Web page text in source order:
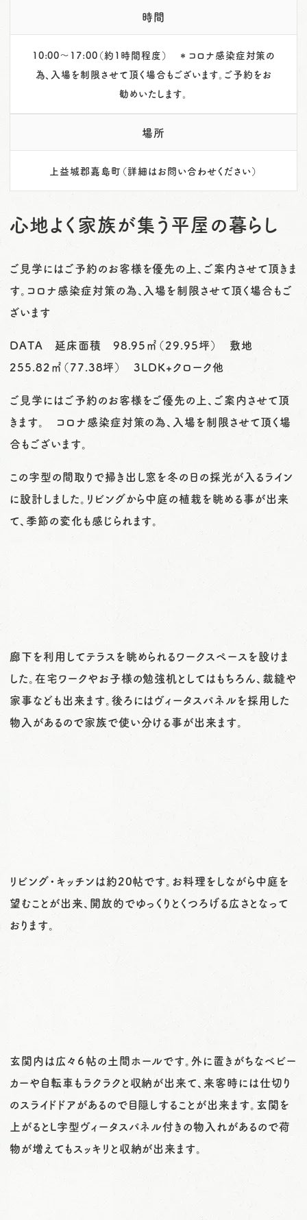
時間
10:00～17:00（約1時間程度） ＊コロナ感染症対策の
為、入場を制限させて頂く場合もございます。ご予約をお
勧めいたします。
場所
上益城郡嘉島町（詳細はお問い合わせください）
心地よく家族が集う平屋の暮らし
ご見学にはご予約のお客様を優先の上、ご案内させて頂きま
す。コロナ感染症対策の為、入場を制限させて頂く場合もご
ざいます
DATA 延床面積 98.95㎡（29.95坪） 敷地
255.82㎡（77.38坪） 3LDK+クローク他
ご見学にはご予約のお客様をご優先の上、ご案内させて頂
きます。 コロナ感染症対策の為、入場を制限させて頂く場
合もございます。
この字型の間取りで掃き出し窓を冬の日の採光が入るライン
に設計しました。リビングから中庭の植栽を眺める事が出来
て、季節の変化も感じられます。
廊下を利用してテラスを眺められるワークスペースを設けま
した。在宅ワークやお子様の勉強机としてはもちろん、裁縫や
家事なども出来ます。後ろにはヴィータスパネルを採用した
物入があるので家族で使い分ける事が出来ます。
リビング・キッチンは約20帖です。お料理をしながら中庭を
望むことが出来、開放的でゆっくりとくつろげる広さとなって
おります。
玄関内は広々６帖の土間ホールです。外に置きがちなベビー
カーや自転車もラクラクと収納が出来て、来客時には仕切り
のスライドドアがあるので目隠しすることが出来ます。玄関を
上がるとL字型ヴィータスパネル付きの物入れがあるので荷
物が増えてもスッキリと収納が出来ます。